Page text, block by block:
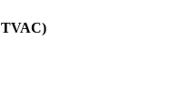
TVAC)